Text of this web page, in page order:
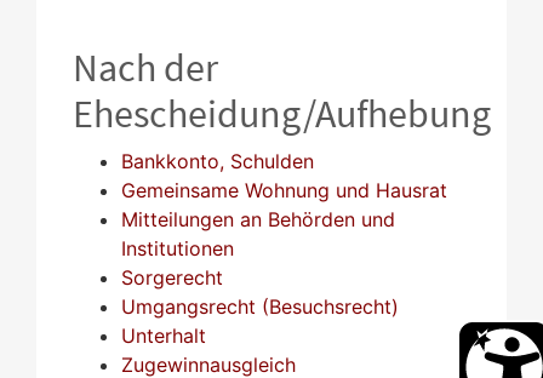
Nach der
Ehescheidung/Aufhebung
Bankkonto, Schulden
Gemeinsame Wohnung und Hausrat
Mitteilungen an Behörden und
Institutionen
Sorgerecht
Umgangsrecht (Besuchsrecht)
Unterhalt
Zugewinnausgleich